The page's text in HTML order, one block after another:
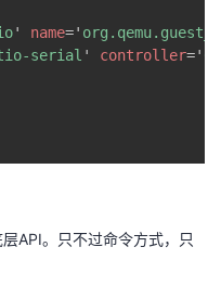
' name='
serial ' controller='
API。只不过命令方式，只